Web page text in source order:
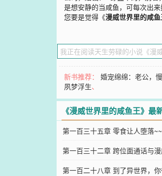
是想安静的当咸鱼，可每次出
您要是觉得《漫威世界里的咸
新书推荐：婚宠绵绵：老公，
夙梦浮生、
《漫威世界里的咸鱼王》最
第一百三十五章 零食让人堕落
第一百三十二章 跨位面通话与
系~~~
第一百二十八章 到了异世界，